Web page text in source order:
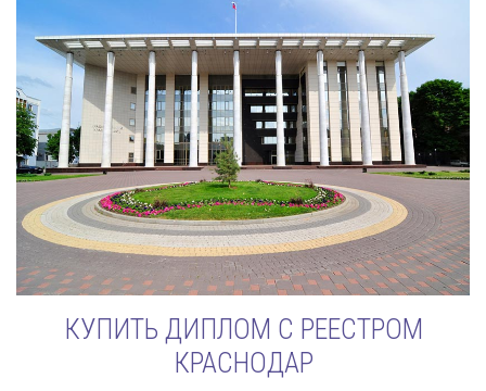
КУПИТЬ ДИПЛОМ С РЕЕСТРОМ
КРАСНОДАР